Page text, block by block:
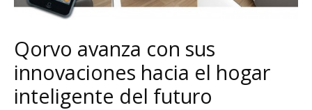
Qorvo avanza con sus
innovaciones hacia el hogar
inteligente del futuro